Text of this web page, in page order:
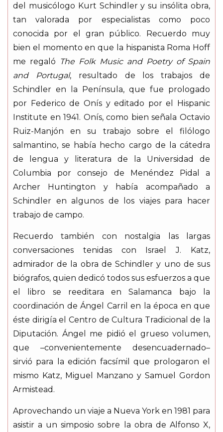
del musicólogo Kurt Schindler y su insólita obra,
tan valorada por especialistas como poco
conocida por el gran público. Recuerdo muy
bien el momento en que la hispanista Roma Hoff
me regaló The Folk Music and Poetry of Spain
and Portugal, resultado de los trabajos de
Schindler en la Península, que fue prologado
por Federico de Onís y editado por el Hispanic
Institute en 1941. Onís, como bien señala Octavio
Ruiz-Manjón en su trabajo sobre el filólogo
salmantino, se había hecho cargo de la cátedra
de lengua y literatura de la Universidad de
Columbia por consejo de Menéndez Pidal a
Archer Huntington y había acompañado a
Schindler en algunos de los viajes para hacer
trabajo de campo.
Recuerdo también con nostalgia las largas
conversaciones tenidas con Israel J. Katz,
admirador de la obra de Schindler y uno de sus
biógrafos, quien dedicó todos sus esfuerzos a que
el libro se reeditara en Salamanca bajo la
coordinación de Ángel Carril en la época en que
éste dirigía el Centro de Cultura Tradicional de la
Diputación. Ángel me pidió el grueso volumen,
que –convenientemente desencuadernado–
sirvió para la edición facsímil que prologaron el
mismo Katz, Miguel Manzano y Samuel Gordon
Armistead.
Aprovechando un viaje a Nueva York en 1981 para
asistir a un simposio sobre la obra de Alfonso X,